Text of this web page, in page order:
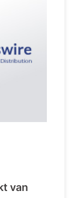
van